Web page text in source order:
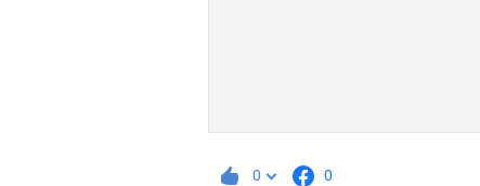
0 0